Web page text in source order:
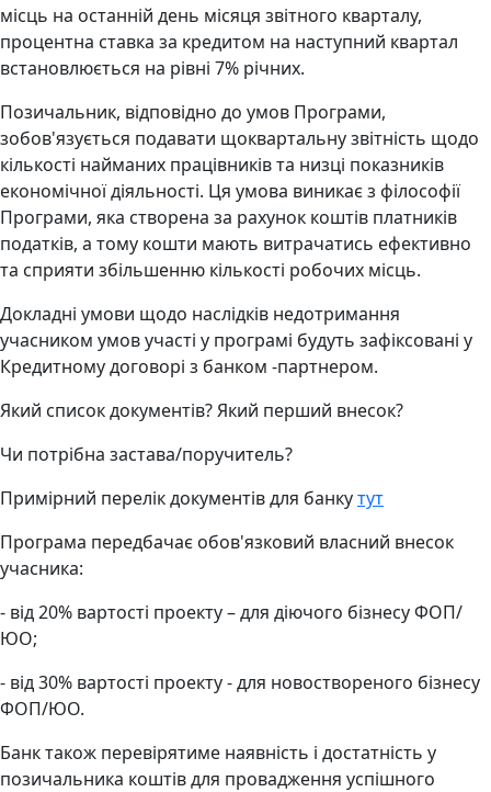
місць на останній день місяця звітного кварталу,
процентна ставка за кредитом на наступний квартал
встановлюється на рівні 7% річних.
Позичальник, відповідно до умов Програми,
зобов'язується подавати щоквартальну звітність щодо
кількості найманих працівників та низці показників
економічної діяльності. Ця умова виникає з філософії
Програми, яка створена за рахунок коштів платників
податків, а тому кошти мають витрачатись ефективно
та сприяти збільшенню кількості робочих місць.
Докладні умови щодо наслідків недотримання
учасником умов участі у програмі будуть зафіксовані у
Кредитному договорі з банком -партнером.
Який список документів? Який перший внесок?
Чи потрібна застава/поручитель?
Примірний перелік документів для банкутут
Програма передбачає обов'язковий власний внесок
учасника:
- від 20% вартості проекту – для діючого бізнесу ФОП/
ЮО;
- від 30% вартості проекту - для новоствореного бізнесу
ФОП/ЮО.
Банк також перевірятиме наявність і достатність у
позичальника коштів для провадження успішного